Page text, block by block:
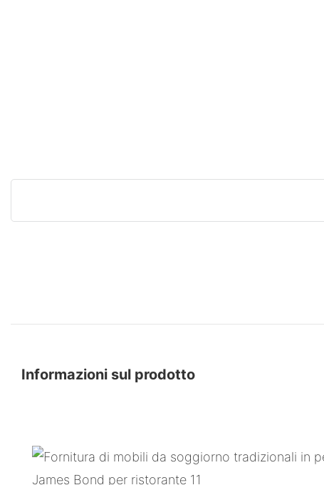
Informazioni sul prodotto